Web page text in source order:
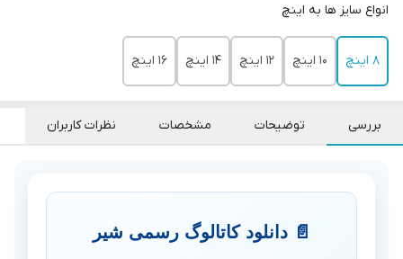
انواع سایز ها به اینچ
8 اینچ 10 اینچ 12 اینچ 14 اینچ 16 اینچ
بررسی توضیحات مشخصات نظرات کاربران
📄 دانلود کاتالوگ رسمی شیر